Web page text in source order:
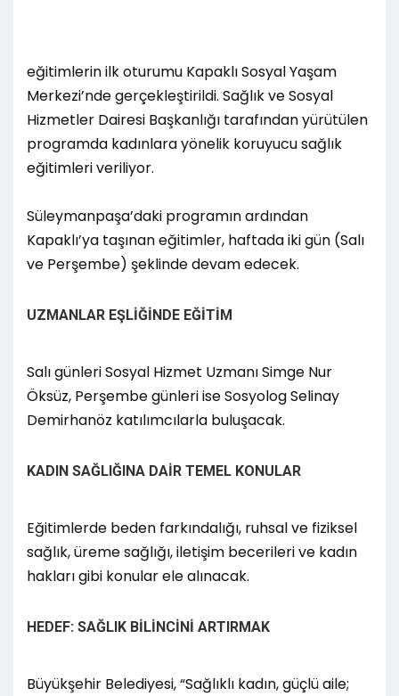
eğitimlerin ilk oturumu Kapaklı Sosyal Yaşam
Merkezi’nde gerçekleştirildi. Sağlık ve Sosyal
Hizmetler Dairesi Başkanlığı tarafından yürütülen
programda kadınlara yönelik koruyucu sağlık
eğitimleri veriliyor.
Süleymanpaşa’daki programın ardından
Kapaklı’ya taşınan eğitimler, haftada iki gün (Salı
ve Perşembe) şeklinde devam edecek.
UZMANLAR EŞLİĞİNDE EĞİTİM
Salı günleri Sosyal Hizmet Uzmanı Simge Nur
Öksüz, Perşembe günleri ise Sosyolog Selinay
Demirhanöz katılımcılarla buluşacak.
KADIN SAĞLIĞINA DAİR TEMEL KONULAR
Eğitimlerde beden farkındalığı, ruhsal ve fiziksel
sağlık, üreme sağlığı, iletişim becerileri ve kadın
hakları gibi konular ele alınacak.
HEDEF: SAĞLIK BİLİNCİNİ ARTIRMAK
Büyükşehir Belediyesi, “Sağlıklı kadın, güçlü aile;